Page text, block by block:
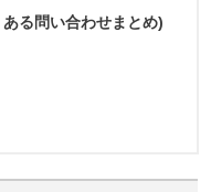
る問い合わせまとめ)